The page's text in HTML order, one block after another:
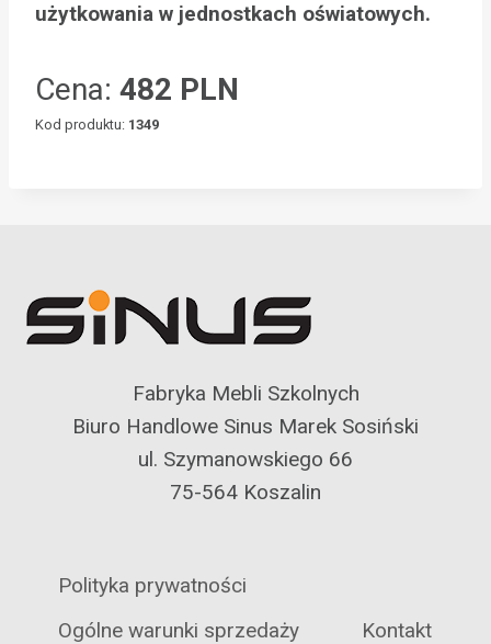
użytkowania w jednostkach oświatowych.
Cena: 482 PLN
Kod produktu: 1349
Fabryka Mebli Szkolnych
Biuro Handlowe Sinus Marek Sosiński
ul. Szymanowskiego 66
75-564 Koszalin
Polityka prywatności
Ogólne warunki sprzedaży
Kontakt